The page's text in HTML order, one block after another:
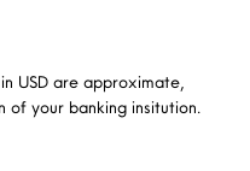
USD are approximate,
your banking insitution.